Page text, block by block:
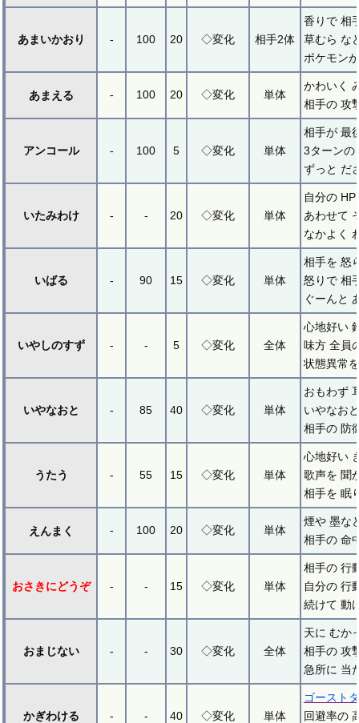
あまいかおり - 100 20 ◇変化 相手2体
香りで 相
草むら な
ポケモン
あまえる - 100 20 ◇変化 単体
かわいく
相手の 攻
アンコール - 100 5 ◇変化 単体
相手が 最
3ターンの
ずっと だ
いたみわけ - - 20 ◇変化 単体
自分の
あわせて
なかよく
いばる - 90 15 ◇変化 単体
相手を 怒
怒りで 相
ぐーんと
いやしのすず - - 5 ◇変化 全体
心地好い
味方 全員
状態異常
いやなおと - 85 40 ◇変化 単体
おもわず
いやなお
相手の 防
うたう - 55 15 ◇変化 単体
心地好い
歌声を 聞
相手を 眠
えんまく - 100 20 ◇変化 単体
煙や 墨な
相手の 命
おさきにどうぞ - - 15 ◇変化 単体
相手の 行
自分の 行
続けて 動
おまじない - - 30 ◇変化 全体
天に むか
相手の 攻
急所に 当
かぎわける - - 40 ◇変化 単体
ゴースト
回避率の